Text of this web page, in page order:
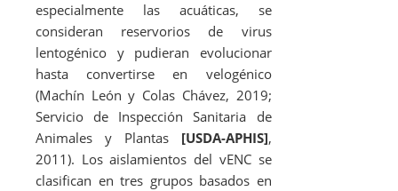
especialmente las acuáticas, se
consideran reservorios de virus
lentogénico y pudieran evolucionar
hasta convertirse en velogénico
(Machín León y Colas Chávez, 2019;
Servicio de Inspección Sanitaria de
Animales y Plantas [USDA-APHIS],
2011). Los aislamientos del vENC se
clasifican en tres grupos basados en